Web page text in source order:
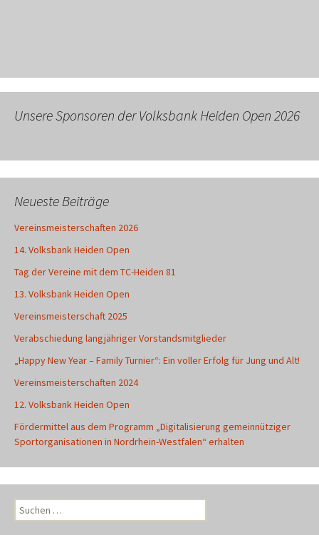
Unsere Sponsoren der Volksbank Heiden Open 2026
Neueste Beiträge
Vereinsmeisterschaften 2026
14. Volksbank Heiden Open
Tag der Vereine mit dem TC-Heiden 81
13. Volksbank Heiden Open
Vereinsmeisterschaft 2025
Verabschiedung langjähriger Vorstandsmitglieder
„Happy New Year – Family Turnier“: Ein voller Erfolg für Jung und Alt!
Vereinsmeisterschaften 2024
12. Volksbank Heiden Open
Fördermittel aus dem Programm „Digitalisierung gemeinnütziger
Sportorganisationen in Nordrhein-Westfalen“ erhalten
Suchen
nach: